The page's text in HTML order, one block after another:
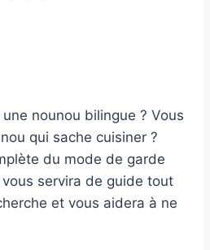
nounou bilingue ? Vous
qui sache cuisiner ?
du mode de garde
servira de guide tout
et vous aidera à ne